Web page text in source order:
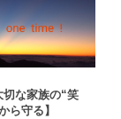
な家族の“笑
ら守る】